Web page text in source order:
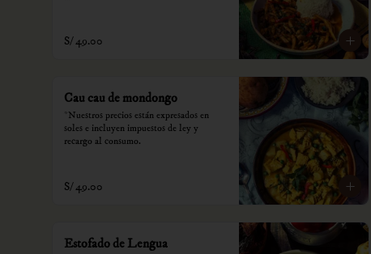
recargo al consumo.
S/ 49.00
Cau cau de mondongo
*Nuestros precios están expresados en
soles e incluyen impuestos de ley y
recargo al consumo.
S/ 49.00
Estofado de Lengua